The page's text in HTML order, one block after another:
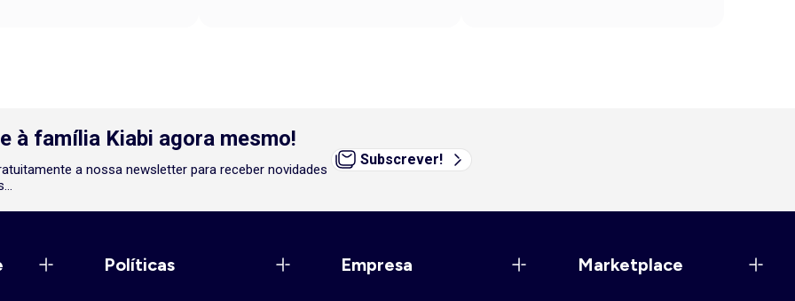
à família Kiabi agora mesmo!
a nossa newsletter para receber novidades
Subscrever!
Políticas Empresa Marketplace